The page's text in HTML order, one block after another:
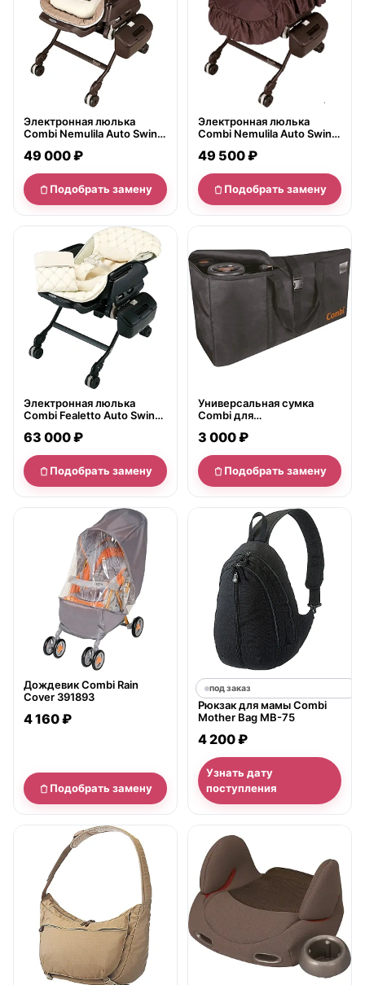
Электронная люлька
Combi Nemulila Auto Swing
49 000 ₽
Подобрать замену
Электронная люлька
Combi Nemulila Auto Swing
49 500 ₽
Подобрать замену
нет в продаже
Электронная люлька
Combi Fealetto Auto Swing
63 000 ₽
Подобрать замену
Универсальная сумка
Combi для
хранения детской коляски
3 000 ₽
Подобрать замену
Дождевик Combi Rain
Cover 391893
4 160 ₽
Подобрать замену
под заказ
Рюкзак для мамы Combi
Mother Bag MB-75
4 200 ₽
Узнать дату
поступления